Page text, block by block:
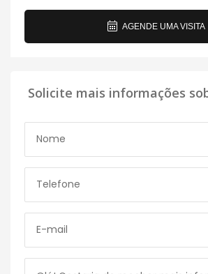
AGENDE UMA VISITA
Solicite mais informações